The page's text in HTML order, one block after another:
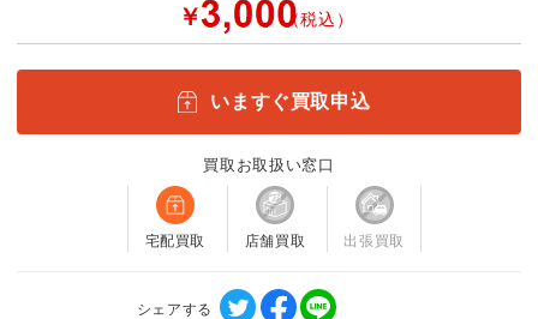
￥ （税込）
いますぐ買取申込
買取お取扱い窓口
宅配買取 店舗買取 出張買取
シェアする